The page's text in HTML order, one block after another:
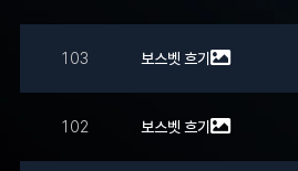
103 보스벳 흐기
102 보스벳 흐기